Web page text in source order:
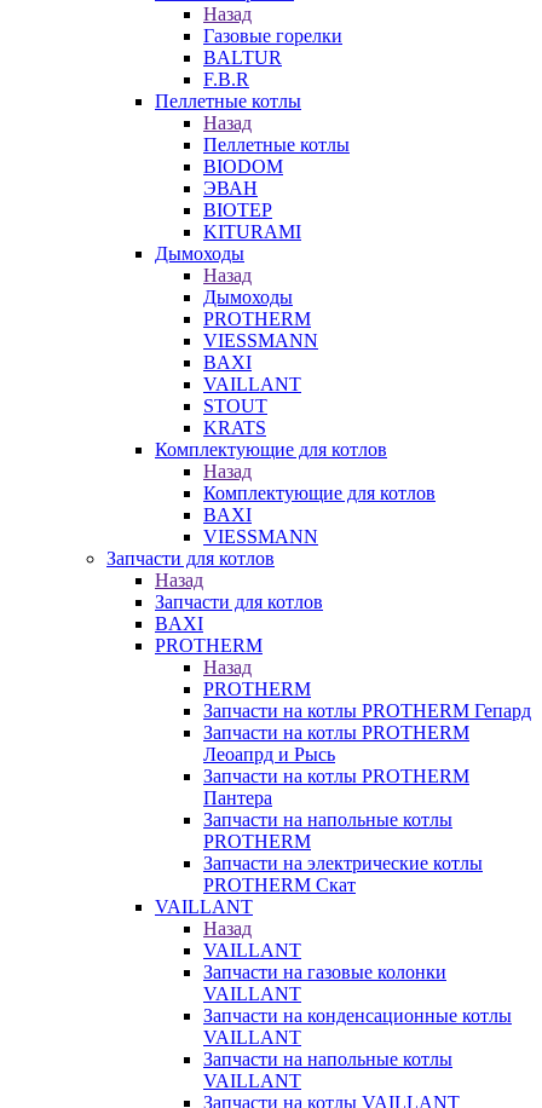
Назад
Газовые горелки
BALTUR
F.B.R
Пеллетные котлы
Назад
Пеллетные котлы
BIODOM
ЭВАН
BIOTEP
KITURAMI
Дымоходы
Назад
Дымоходы
PROTHERM
VIESSMANN
BAXI
VAILLANT
STOUT
KRATS
Комплектующие для котлов
Назад
Комплектующие для котлов
BAXI
VIESSMANN
Запчасти для котлов
Назад
Запчасти для котлов
BAXI
PROTHERM
Назад
PROTHERM
Запчасти на котлы PROTHERM Гепард
Запчасти на котлы PROTHERM
Леоапрд и Рысь
Запчасти на котлы PROTHERM
Пантера
Запчасти на напольные котлы
PROTHERM
Запчасти на электрические котлы
PROTHERM Скат
VAILLANT
Назад
VAILLANT
Запчасти на газовые колонки
VAILLANT
Запчасти на конденсационные котлы
VAILLANT
Запчасти на напольные котлы
VAILLANT
Запчасти на котлы VAILLANT